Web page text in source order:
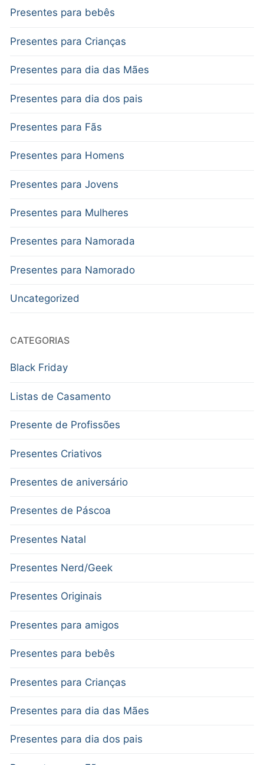
Presentes para bebês
Presentes para Crianças
Presentes para dia das Mães
Presentes para dia dos pais
Presentes para Fãs
Presentes para Homens
Presentes para Jovens
Presentes para Mulheres
Presentes para Namorada
Presentes para Namorado
Uncategorized
CATEGORIAS
Black Friday
Listas de Casamento
Presente de Profissões
Presentes Criativos
Presentes de aniversário
Presentes de Páscoa
Presentes Natal
Presentes Nerd/Geek
Presentes Originais
Presentes para amigos
Presentes para bebês
Presentes para Crianças
Presentes para dia das Mães
Presentes para dia dos pais